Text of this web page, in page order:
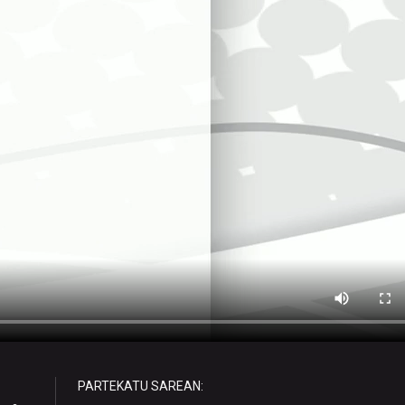
PARTEKATU SAREAN: